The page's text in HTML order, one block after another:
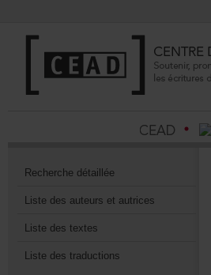
Recherchedétaillée
Listedesauteursetautrices
Listedestextes
Listedestraductions